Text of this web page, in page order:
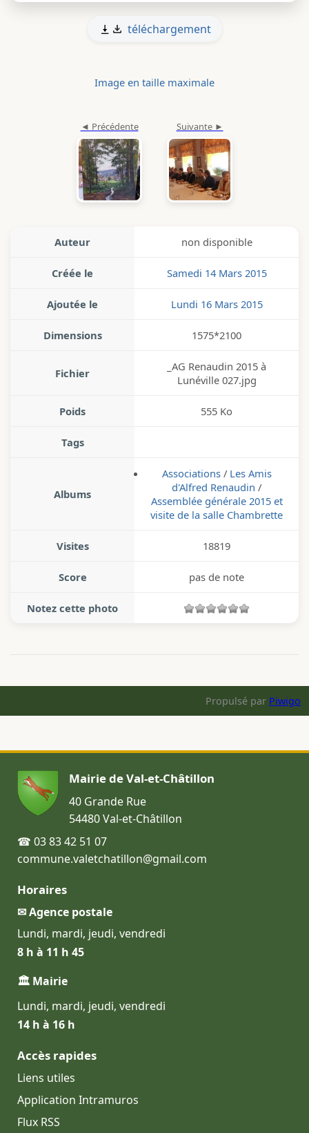
téléchargement
Image en taille maximale
Auteur non disponible
Créée le Samedi 14 Mars 2015
Ajoutée le Lundi 16 Mars 2015
Dimensions 1575*2100
Fichier
_AG Renaudin 2015 à
Lunéville 027.jpg
Poids 555 Ko
Tags
Albums
Associations/ Les Amis
d'Alfred Renaudin /
Assemblée générale 2015 et
visite de la salle Chambrette
Visites 18819
Score pas de note
Notez cette photo
Propulsé par Piwigo
Mairie de Val-et-Châtillon
40 Grande Rue
54480 Val-et-Châtillon
☎ 03 83 42 51 07
commune.valetchatillon@gmail.com
Horaires
✉ Agence postale
Lundi, mardi, jeudi, vendredi
8 h à 11 h 45
🏛 Mairie
Lundi, mardi, jeudi, vendredi
14 h à 16 h
Accès rapides
Liens utiles
Application Intramuros
Flux RSS